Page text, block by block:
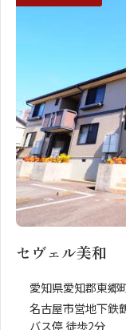
セヴェル美和
愛知県愛知郡東郷
名古屋市営地下鉄
バス停 徒歩2分